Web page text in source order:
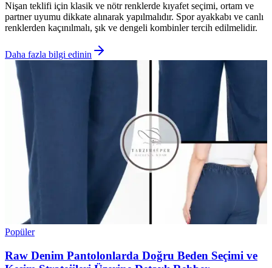
Nişan teklifi için klasik ve nötr renklerde kıyafet seçimi, ortam ve
partner uyumu dikkate alınarak yapılmalıdır. Spor ayakkabı ve canlı
renklerden kaçınılmalı, şık ve dengeli kombinler tercih edilmelidir.
Daha fazla bilgi edinin
Popüler
Raw Denim Pantolonlarda Doğru Beden Seçimi ve